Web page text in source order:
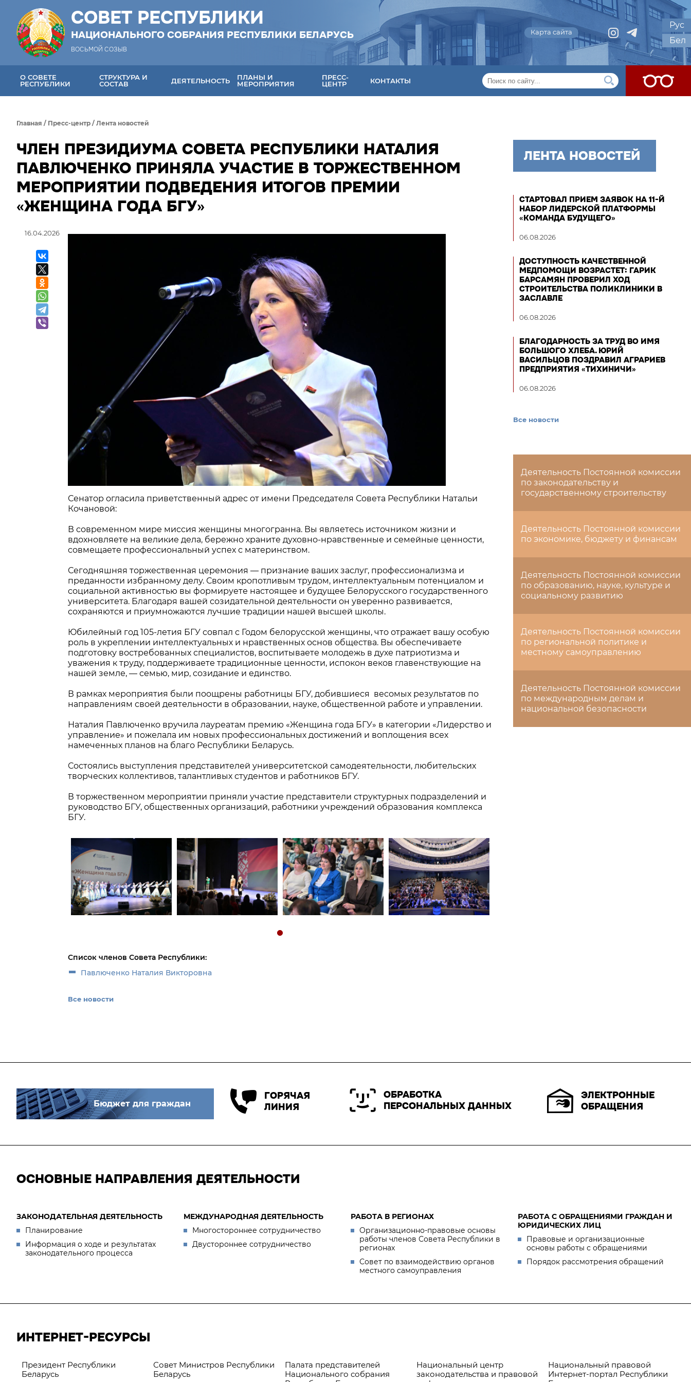
СОВЕТ РЕСПУБЛИКИ
НАЦИОНАЛЬНОГО СОБРАНИЯ РЕСПУБЛИКИ БЕЛАРУСЬ
ВОСЬМОЙ СОЗЫВ
Карта сайта
Рус
Бел
О СОВЕТЕ
РЕСПУБЛИКИ
СТРУКТУРА И
СОСТАВ
ДЕЯТЕЛЬНОСТЬ
ПЛАНЫ И
МЕРОПРИЯТИЯ
ПРЕСС-
ЦЕНТР
КОНТАКТЫ
Главная / Пресс-центр / Лента новостей
ЧЛЕН ПРЕЗИДИУМА СОВЕТА РЕСПУБЛИКИ НАТАЛИЯ
ПАВЛЮЧЕНКО ПРИНЯЛА УЧАСТИЕ В ТОРЖЕСТВЕННОМ
МЕРОПРИЯТИИ ПОДВЕДЕНИЯ ИТОГОВ ПРЕМИИ
«ЖЕНЩИНА ГОДА БГУ»
16.04.2026
Сенатор огласила приветственный адрес от имени Председателя Совета Республики Натальи
Кочановой:
В современном мире миссия женщины многогранна. Вы являетесь источником жизни и
вдохновляете на великие дела, бережно храните духовно-нравственные и семейные ценности,
совмещаете профессиональный успех с материнством.
Сегодняшняя торжественная церемония — признание ваших заслуг, профессионализма и
преданности избранному делу. Своим кропотливым трудом, интеллектуальным потенциалом и
социальной активностью вы формируете настоящее и будущее Белорусского государственного
университета. Благодаря вашей созидательной деятельности он уверенно развивается,
сохраняются и приумножаются лучшие традиции нашей высшей школы.
Юбилейный год 105-летия БГУ совпал с Годом белорусской женщины, что отражает вашу особую
роль в укреплении интеллектуальных и нравственных основ общества. Вы обеспечиваете
подготовку востребованных специалистов, воспитываете молодежь в духе патриотизма и
уважения к труду, поддерживаете традиционные ценности, испокон веков главенствующие на
нашей земле, — семью, мир, созидание и единство.
В рамках мероприятия были поощрены работницы БГУ, добившиеся весомых результатов по
направлениям своей деятельности в образовании, науке, общественной работе и управлении.
Наталия Павлюченко вручила лауреатам премию «Женщина года БГУ» в категории «Лидерство и
управление» и пожелала им новых профессиональных достижений и воплощения всех
намеченных планов на благо Республики Беларусь.
Состоялись выступления представителей университетской самодеятельности, любительских
творческих коллективов, талантливых студентов и работников БГУ.
В торжественном мероприятии приняли участие представители структурных подразделений и
руководство БГУ, общественных организаций, работники учреждений образования комплекса
БГУ.
Список членов Совета Республики:
Павлюченко Наталия Викторовна
Все новости
ЛЕНТА НОВОСТЕЙ
СТАРТОВАЛ ПРИЕМ ЗАЯВОК НА 11-Й
НАБОР ЛИДЕРСКОЙ ПЛАТФОРМЫ
«КОМАНДА БУДУЩЕГО»
06.08.2026
ДОСТУПНОСТЬ КАЧЕСТВЕННОЙ
МЕДПОМОЩИ ВОЗРАСТЕТ: ГАРИК
БАРСАМЯН ПРОВЕРИЛ ХОД
СТРОИТЕЛЬСТВА ПОЛИКЛИНИКИ В
ЗАСЛАВЛЕ
06.08.2026
БЛАГОДАРНОСТЬ ЗА ТРУД ВО ИМЯ
БОЛЬШОГО ХЛЕБА. ЮРИЙ
ВАСИЛЬЦОВ ПОЗДРАВИЛ АГРАРИЕВ
ПРЕДПРИЯТИЯ «ТИХИНИЧИ»
06.08.2026
Все новости
Деятельность Постоянной комиссии
по законодательству и
государственному строительству
Деятельность Постоянной комиссии
по экономике, бюджету и финансам
Деятельность Постоянной комиссии
по образованию, науке, культуре и
социальному развитию
Деятельность Постоянной комиссии
по региональной политике и
местному самоуправлению
Деятельность Постоянной комиссии
по международным делам и
национальной безопасности
Бюджет для граждан
ГОРЯЧАЯ
ЛИНИЯ
ОБРАБОТКА
ПЕРСОНАЛЬНЫХ ДАННЫХ
ЭЛЕКТРОННЫЕ
ОБРАЩЕНИЯ
ОСНОВНЫЕ НАПРАВЛЕНИЯ ДЕЯТЕЛЬНОСТИ
ЗАКОНОДАТЕЛЬНАЯ ДЕЯТЕЛЬНОСТЬ
Планирование
Информация о ходе и результатах
законодательного процесса
МЕЖДУНАРОДНАЯ ДЕЯТЕЛЬНОСТЬ
Многостороннее сотрудничество
Двустороннее сотрудничество
РАБОТА В РЕГИОНАХ
Организационно-правовые основы
работы членов Совета Республики в
регионах
Совет по взаимодействию органов
местного самоуправления
РАБОТА С ОБРАЩЕНИЯМИ ГРАЖДАН И
ЮРИДИЧЕСКИХ ЛИЦ
Правовые и организационные
основы работы с обращениями
Порядок рассмотрения обращений
ИНТЕРНЕТ-РЕСУРСЫ
Президент Республики
Беларусь
Совет Министров Республики
Беларусь
Палата представителей
Национального собрания
Национальный центр
законодательства и правовой
Национальный правовой
Интернет-портал Республики